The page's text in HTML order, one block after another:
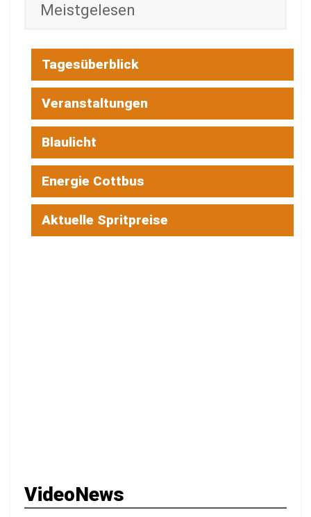
Meistgelesen
Tagesüberblick
Veranstaltungen
Blaulicht
Energie Cottbus
Aktuelle Spritpreise
VideoNews